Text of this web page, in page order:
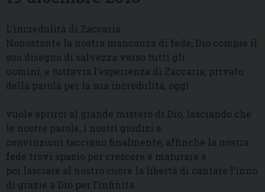
L’incredulità di Zaccaria
Nonostante la nostra mancanza di fede, Dio compie il
suo disegno di salvezza verso tutti gli
uomini, e tuttavia l’esperienza di Zaccaria, privato
della parola per la sua incredulità, oggi
vuole aprirci al grande mistero di Dio, lasciando che
le nostre parole, i nostri giudizi e
convinzioni tacciano finalmente, affinché la nostra
fede trovi spazio per crescere e maturare e
poi lasciare al nostro cuore la libertà di cantare l’inno
di grazie a Dio per l’infinita